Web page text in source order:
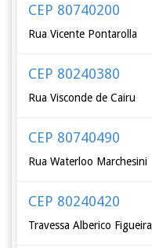
CEP 80740200
Rua Vicente Pontarolla
CEP 80240380
Rua Visconde de Cairu
CEP 80740490
Rua Waterloo Marchesini
CEP 80240420
Travessa Alberico Figueira